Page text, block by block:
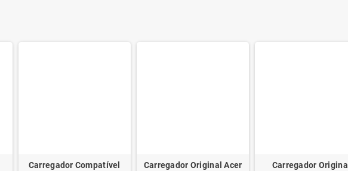
Carregador Compatível
Carregador Original Acer
Carregador Original